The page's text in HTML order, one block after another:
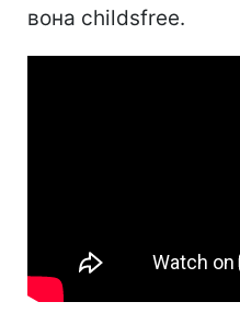
вона childsfree.